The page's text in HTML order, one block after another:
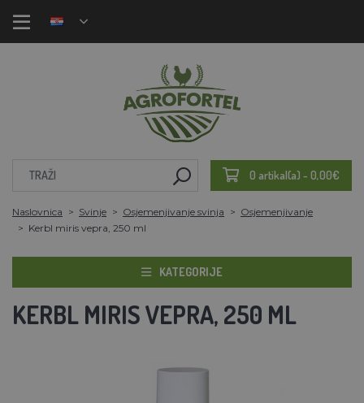
0 artikal(a) - 0,00€
Naslovnica Svinje Osjemenjivanje svinja
Osjemenjivanje
Kerbl miris vepra, 250 ml
KATEGORIJE
KERBL MIRIS VEPRA, 250 ML